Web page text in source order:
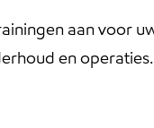
aan voor
en operaties.